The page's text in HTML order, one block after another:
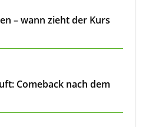
– wann zieht der Kurs
Comeback nach dem